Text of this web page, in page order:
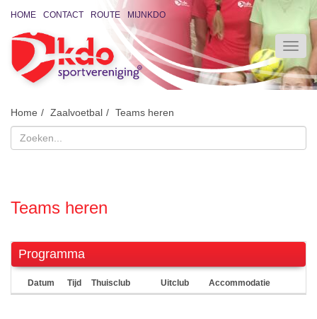
HOME CONTACT ROUTE MIJNKDO
Home Zaalvoetbal Teams heren
Teams heren
Programma
Datum Tijd Thuisclub Uitclub Accommodatie